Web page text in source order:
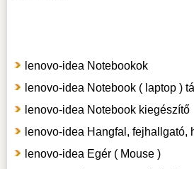
lenovo-idea Notebookok
lenovo-idea Notebook ( laptop )
lenovo-idea Notebook kiegészítő
lenovo-idea Hangfal, fejhallgató,
lenovo-idea Egér ( Mouse )